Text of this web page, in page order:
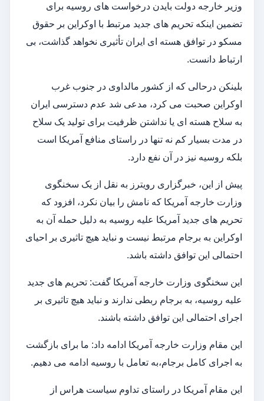
وزیر خارجه دولت بایدن درخواست های روسیه برای
تضمین اینکه تحریم های جدید مرتبط با اوکراین بر حقوق
مسکو در توافق هسته ای ایران تأثیری نخواهد گذاشت، بی
ارتباط دانست.
بلینکن درحالی که از کشور مالداوی در جنوب غرب
اوکراین صحبت می کرد، مدعی شد عدم دسترسی ایران
به سلاح هسته ای یا نداشتن ظرفیت برای تولید یک سلاح
در مدت بسیار کم نه تنها در راستای منافع آمریکا است
بلکه روسیه نیز در آن نفع دارد.
پیش از این، خبرگزاری رویترز به نقل از یک سخنگوی
وزارت خارجه آمریکا که نامش را بیان نکرد، افزود که
تحریم های جدید آمریکا علیه روسیه به دلیل حمله آن به
اوکراین به برجام مرتبط نیست و نباید هیچ تاثیری بر احیای
احتمالی این توافق داشته باشد.
این سخنگوی وزارت خارجه آمریکا گفت: تحریم های جدید
علیه روسیه، به برجام ربطی ندارند و نباید هیچ تاثیری بر
اجرای احتمالی این توافق داشته باشند.
این مقام وزارت خارجه آمریکا ادامه داد: ما برای بازگشت
به اجرای کامل برجام،به تعامل با روسیه ادامه می دهیم.
این مقام آمریکا در راستای تداوم سیاست هراس از